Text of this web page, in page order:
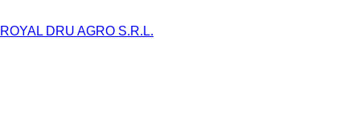
ROYAL DRU AGRO S.R.L.